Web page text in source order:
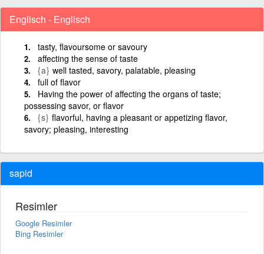
Englisch - Englisch
tasty, flavoursome or savoury
affecting the sense of taste
{a} well tasted, savory, palatable, pleasing
full of flavor
Having the power of affecting the organs of taste;
possessing savor, or flavor
{s} flavorful, having a pleasant or appetizing flavor,
savory; pleasing, interesting
sapid
Resimler
Google Resimler
Bing Resimler